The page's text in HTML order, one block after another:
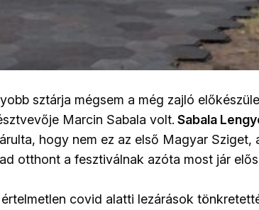
sztárja mégsem a még zajló
Marcin Sabala volt. Sabala
hogy nem ez az első Magyar Sziget,
otthont a fesztiválnak azóta most jár
covid alatti lezárások